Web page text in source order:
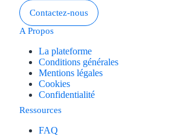
Contactez-nous
A Propos
La plateforme
Conditions générales
Mentions légales
Cookies
Confidentialité
Ressources
FAQ